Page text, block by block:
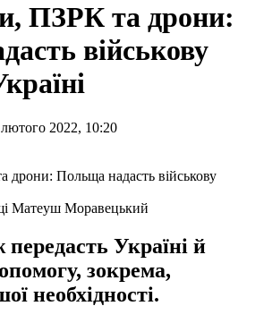
ПЗРК та дрони:
військову
2022, 10:20
Матеуш Моравецький
Україні й
зокрема,
необхідності.